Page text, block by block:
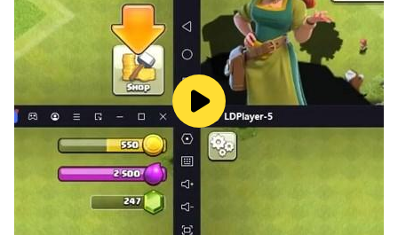
- คิดค้นกลยุทธ์การสร้างของท่านเอง
- ทุกตัวละครมีเอกลักษณ์เฉพาะตัว
ออกล่าในโลกแห่งหายนะ
ในโลกแห่งหายนะ จะเป็นผู้ล่าหรือถูกล่า? จับสิ่งมีชีวิตอมตะ
ไม่ว่าจะเป็นเทพหรือปีศาจ!
- เนื้อเรื่องภูมิหลังสุดหักมุม
- การออกแบบงานศิลป์ที่น่าประทับใจ
- อย่าเป็นผู้เล่าตำนาน แต่จงเป็นตำนานให้เล่า